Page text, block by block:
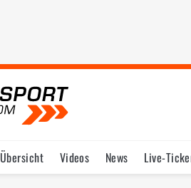
Übersicht Videos News Live-